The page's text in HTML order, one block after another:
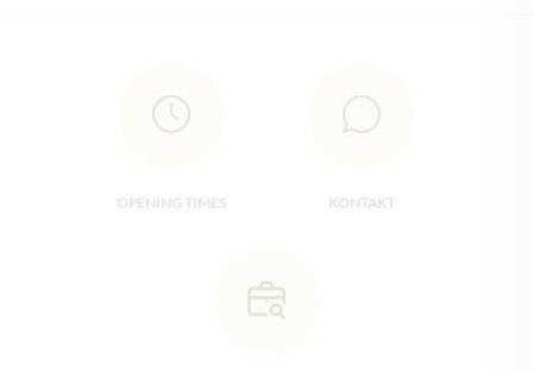
OPENING TIMES KONTAKT